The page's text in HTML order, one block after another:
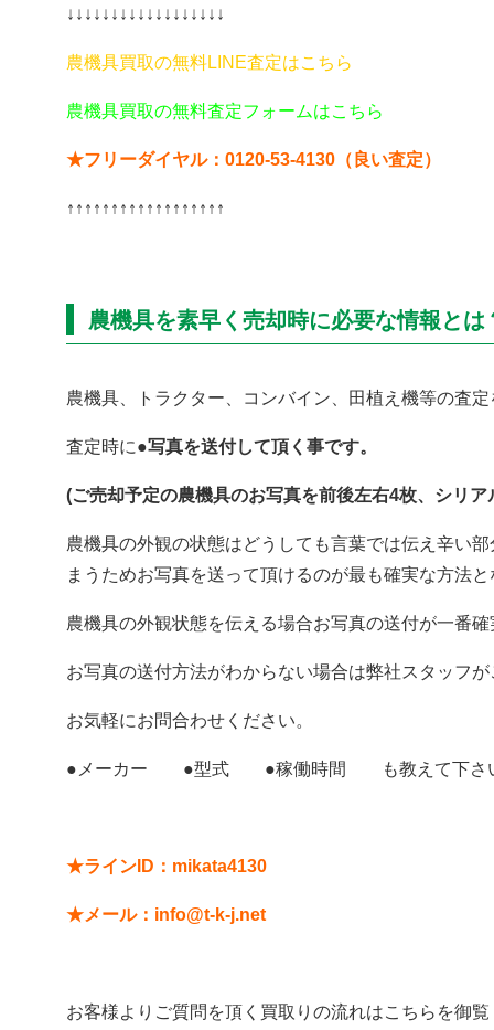
↓↓↓↓↓↓↓↓↓↓↓↓↓↓↓↓↓↓
農機具買取の無料LINE査定はこちら
農機具買取の無料査定フォームはこちら
★フリーダイヤル：0120-53-4130（良い査定）
↑↑↑↑↑↑↑↑↑↑↑↑↑↑↑↑↑↑
農機具を素早く売却時に必要な情報とは
農機具、トラクター、コンバイン、田植え機等の査
査定時に●写真を送付して頂く事です。
(ご売却予定の農機具のお写真を前後左右4枚、シリア
農機具の外観の状態はどうしても言葉では伝え辛い
まうためお写真を送って頂けるのが最も確実な方法
農機具の外観状態を伝える場合お写真の送付が一番
お写真の送付方法がわからない場合は弊社スタッフ
お気軽にお問合わせください。
●メーカー ●型式 ●稼働時間 も教えて下さ
★ラインID：mikata4130
★メール：info@t-k-j.net
お客様よりご質問を頂く買取りの流れはこちらを御